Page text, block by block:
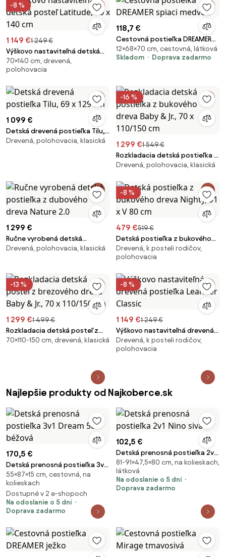
-8 %
1 149 €1 249 €
Výškovo nastaviteľná detská
posteľ Latitude, 70 x 140 cm
70×140 cm, drevená,
polohovacia
118,7 €
Cestovná postieľka DREAMER
spiaci medveď
12×68×70 cm, cestovná, látková
Skladom
Doprava zadarmo
1 099 €
Detská drevená postieľka Tilu,
69 x 129 cm
Drevená, polohovacia, klasická
-16 %
1 299 €1 549 €
Rozkladacia detská postieľka z
bukového dreva Baby & Jr., 70 x
Drevená, polohovacia, klasická
1 299 €
Ručne vyrobená detská
postieľka z dubového dreva
Drevená, polohovacia, klasická
-8 %
479 €519 €
Detská postieľka z bukového
dreva Nighty, 91 x V 80 cm
Drevená, k posteli rodičov,
polohovacia
-13 %
1 299 €1 499 €
Rozkladacia detská posteľ z
brezového dreva Baby & Jr., 70 x
70×110-150 cm, drevená, klasická
-8 %
1 149 €1 249 €
Výškovo nastaviteľná drevená
postieľka Leander Classic
Drevená, k posteli rodičov,
polohovacia
Najlepšie produkty od Najkoberce.sk
170,5 €
Detská prenosná postieľka 3v1
Dream 50 béžová
55×87×15 cm, cestovná, na
kolieskach
Dostupné v 2 e-shopoch
Na odoslanie o 5 dní
Doprava zadarmo
102,5 €
Detská prenosná postieľka 2v1
Nino sivá
81-91×47,5×80 cm, na kolieskach,
látková
Na odoslanie o 5 dní
Doprava zadarmo